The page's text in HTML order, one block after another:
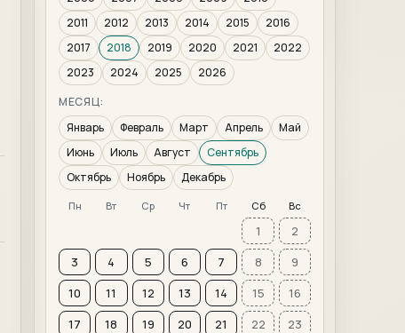
2011
2012 2013 2014 2015
2016
2017
2018 2019 2020 2021
2022
2023
2024 2025
2026
МЕСЯЦ:
Январь
Февраль Март Апрель
Май
Июнь
Июль Август
Сентябрь
Октябрь
Ноябрь Декабрь
Пн Вт Ср Чт Пт Сб Вс
1
2
3
4 5 6 7 8
9
10
11 12 13 14 15
16
17
18 19 20 21 22
23